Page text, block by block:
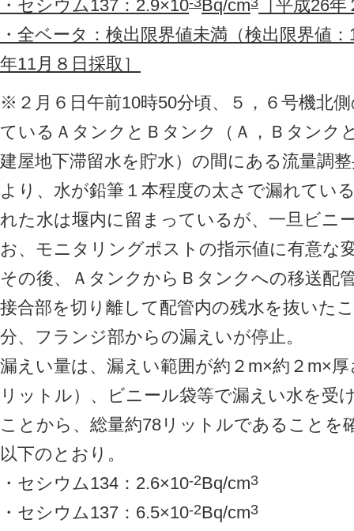
・セシウム137：2.9×10
Bq/cm
［平成26
・全ベータ：検出限界値未満（検出限界値
年11月８日採取］
※２月６日午前10時50分頃、５，６号機北
ているＡタンクとＢタンク（Ａ，Ｂタンク
建屋地下滞留水を貯水）の間にある流量調
より、水が鉛筆１本程度の太さで漏れてい
れた水は堰内に留まっているが、一旦ビニ
お、モニタリングポストの指示値に有意な
その後、ＡタンクからＢタンクへの移送配
接合部を切り離して配管内の残水を抜いた
分、フランジ部からの漏えいが停止。
漏えい量は、漏えい範囲が約２m×約２m×
リットル）、ビニール袋等で漏えい水を受
ことから、総量約78リットルであることを
以下のとおり。
・セシウム134：2.6×10-2Bq/cm3
・セシウム137：6.5×10-2Bq/cm3